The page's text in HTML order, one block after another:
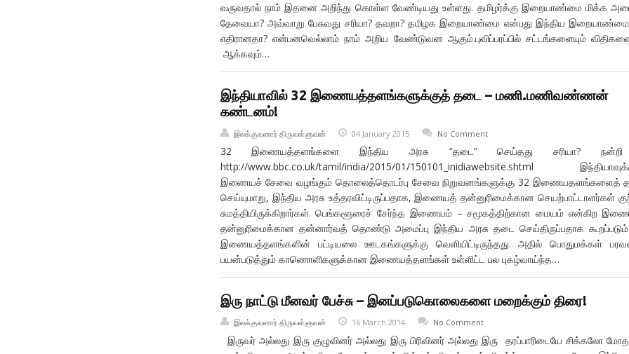
வருவதால் நாம் இதனை அறிந்து கொள்ள வேண்டியது உள்ளது. தமிழர்க்கு இறையாண்மை மிக்க
தேவையா? அவ்வாறு பேசுவது சரியா? தவறா? தமிழக இறையாண்மை என்பது இந்திய
எதிரானதா? என்பனவெல்லாம் நாம் அறிய வேண்டுவன ஆகும்.புவிப்பரப்பில் சட்டங்களையும்
ஆக்கவும்…
இந்தியாவில் 32 இணையத்தளங்களுக்குத் தடை – மணி.மணிவண்ணன்
கண்டனம்!
இலக்குவனார் திருவள்ளுவன் 04 January 2015 No Comment
32 இணையத்தளங்களை இந்திய அரசு “தடை” செய்தது சரியா?
http://www.bbc.co.uk/tamil/india/2015/01/150101_inidiawebsite.shtml
இணையச் சேவை வழங்கும் தொலைத்தொடர்பு சேவை நிறுவனங்களுக்கு 32 இணையதளங்களைத்
செய்யுமாறு, இந்திய அரசு உத்தரவிட்டிருப்பதாக, இணையத் தன்னுரிமைக்கான செயற்பாட்டாளர்கள்
சுமத்தியிருக்கிறார்கள். பெங்களூரைச் சேர்ந்த இணையம் – சமூகத்திற்கான மையம் என்கிற
தன்னுரிமைக்கான தன்னார்வத் தொண்டு அமைப்பு இந்திய அரசு தடை செய்திருப்பதாக
இணையத்தளங்களின் பட்டியலை ஊடகங்களுக்கு வெளியிட்டிருந்தது. அதில் பொதுமக்கள்
பயன்படுத்தும் காணொளிகளுக்கான இணையத்தளங்கள் உள்ளிட்ட பல புகழ்வாய்ந்த…
இரு நாட்டு மீனவர் பேச்சு – இனப்படுகொலைகளை மறைக்கும் திரை!
இலக்குவனார் திருவள்ளுவன் 16 March 2014 No Comment
இருவர் அல்லது இரு குழுவினர் அல்லது இரு பிரிவினர் அல்லது இரு தரப்பாரிடையே சிக்கலோ